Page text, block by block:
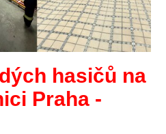
hasičů na
Praha -